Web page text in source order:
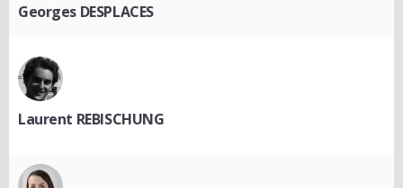
Georges DESPLACES
Laurent REBISCHUNG